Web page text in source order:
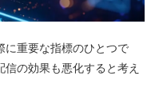
に重要な指標のひとつで
の効果も悪化すると考え